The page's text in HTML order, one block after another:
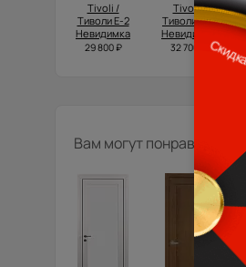
Tivoli /
Тиволи Е-2
Невидимка
29 800 ₽
Tivoli /
Тиволи Г-4
Невидимка
32 700 ₽
Вам могут понравиться